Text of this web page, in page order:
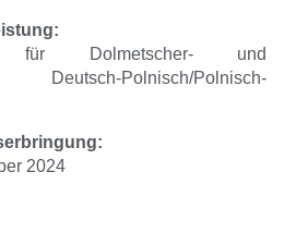
für Dolmetscher- und
Deutsch-Polnisch/Polnisch-
2024